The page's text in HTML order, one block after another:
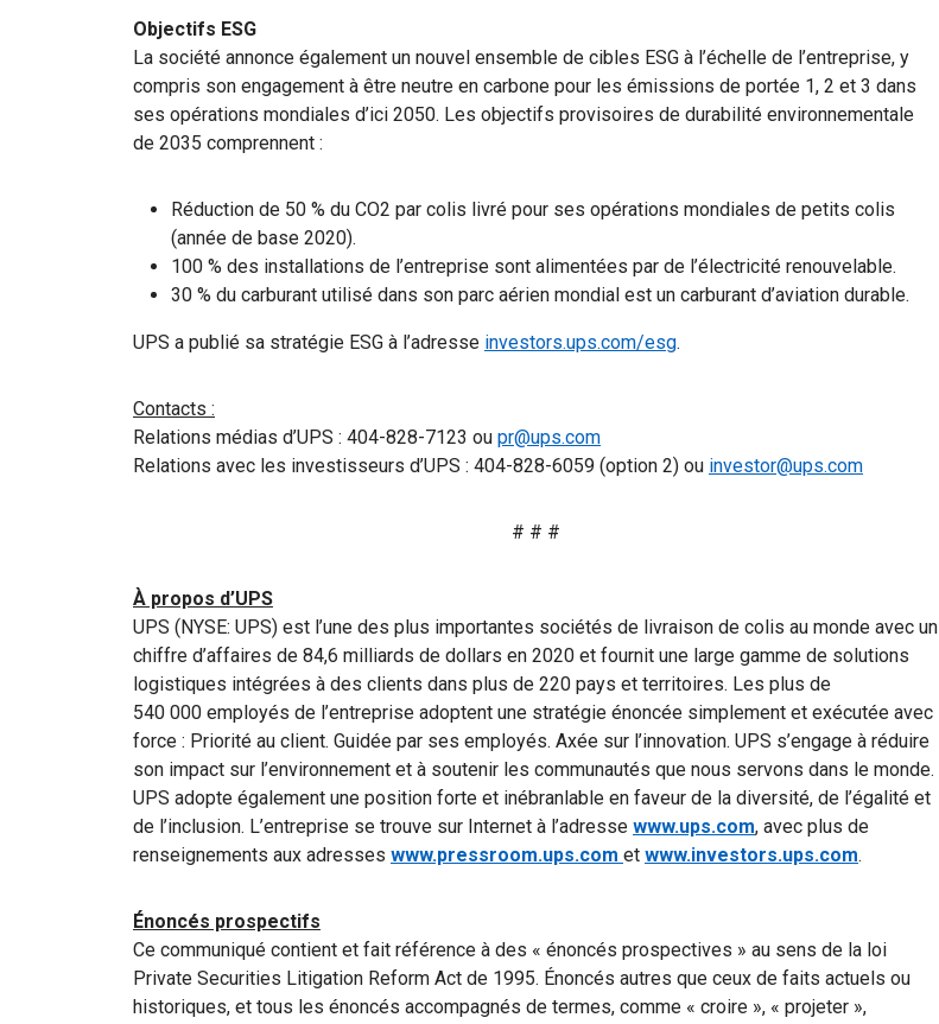
Objectifs ESG
La société annonce également un nouvel ensemble de cibles ESG à l’échelle de l’entreprise, y
compris son engagement à être neutre en carbone pour les émissions de portée 1, 2 et 3 dans
ses opérations mondiales d’ici 2050. Les objectifs provisoires de durabilité environnementale
de 2035 comprennent :
Réduction de 50 % du CO2 par colis livré pour ses opérations mondiales de petits colis
(année de base 2020).
100 % des installations de l’entreprise sont alimentées par de l’électricité renouvelable.
30 % du carburant utilisé dans son parc aérien mondial est un carburant d’aviation durable.
UPS a publié sa stratégie ESG à l’adresse investors.ups.com/esg.
Contacts :
Relations médias d’UPS : 404-828-7123 ou pr@ups.com
Relations avec les investisseurs d’UPS : 404-828-6059 (option 2) ou investor@ups.com
# # #
À propos d’UPS
UPS (NYSE: UPS) est l’une des plus importantes sociétés de livraison de colis au monde avec un
chiffre d’affaires de 84,6 milliards de dollars en 2020 et fournit une large gamme de solutions
logistiques intégrées à des clients dans plus de 220 pays et territoires. Les plus de
540 000 employés de l’entreprise adoptent une stratégie énoncée simplement et exécutée avec
force : Priorité au client. Guidée par ses employés. Axée sur l’innovation. UPS s’engage à réduire
son impact sur l’environnement et à soutenir les communautés que nous servons dans le monde.
UPS adopte également une position forte et inébranlable en faveur de la diversité, de l’égalité et
de l’inclusion. L’entreprise se trouve sur Internet à l’adresse www.ups.com, avec plus de
renseignements aux adresses www.pressroom.ups.com et www.investors.ups.com.
Énoncés prospectifs
Ce communiqué contient et fait référence à des « énoncés prospectives » au sens de la loi
Private Securities Litigation Reform Act de 1995. Énoncés autres que ceux de faits actuels ou
historiques, et tous les énoncés accompagnés de termes, comme « croire », « projeter »,